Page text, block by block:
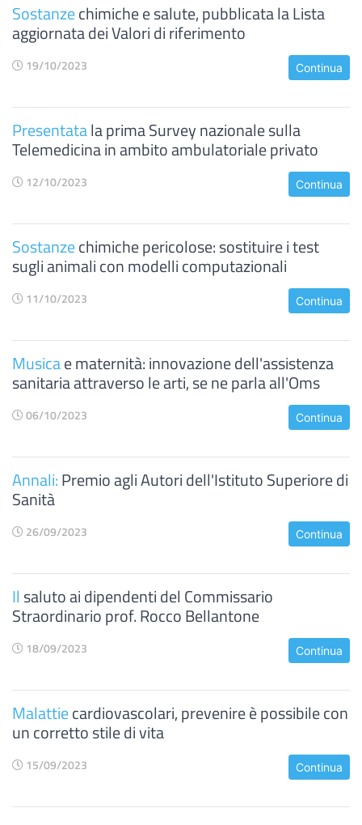
Sostanzechimiche e salute, pubblicata la Lista
aggiornata dei Valori di riferimento
19/10/2023 Continua
Presentatala prima Survey nazionale sulla
Telemedicina in ambito ambulatoriale privato
12/10/2023 Continua
Sostanzechimiche pericolose: sostituire i test
sugli animali con modelli computazionali
11/10/2023 Continua
Musicae maternità: innovazione dell'assistenza
sanitaria attraverso le arti, se ne parla all'Oms
06/10/2023 Continua
Annali:Premio agli Autori dell'Istituto Superiore di
Sanità
26/09/2023 Continua
Il saluto ai dipendenti del Commissario
Straordinario prof. Rocco Bellantone
18/09/2023 Continua
Malattiecardiovascolari, prevenire è possibile con
un corretto stile di vita
15/09/2023 Continua